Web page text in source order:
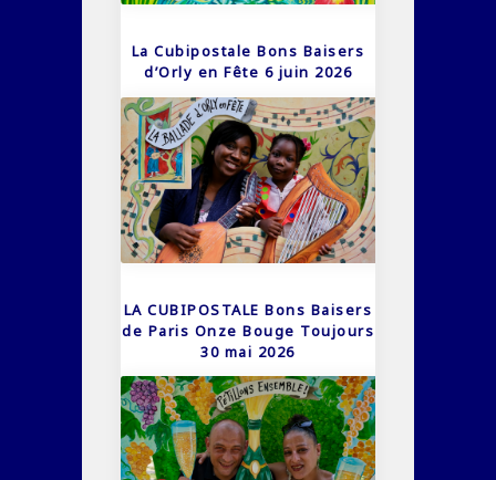
La Cubipostale Bons Baisers
d’Orly en Fête 6 juin 2026
LA CUBIPOSTALE Bons Baisers
de Paris Onze Bouge Toujours
30 mai 2026